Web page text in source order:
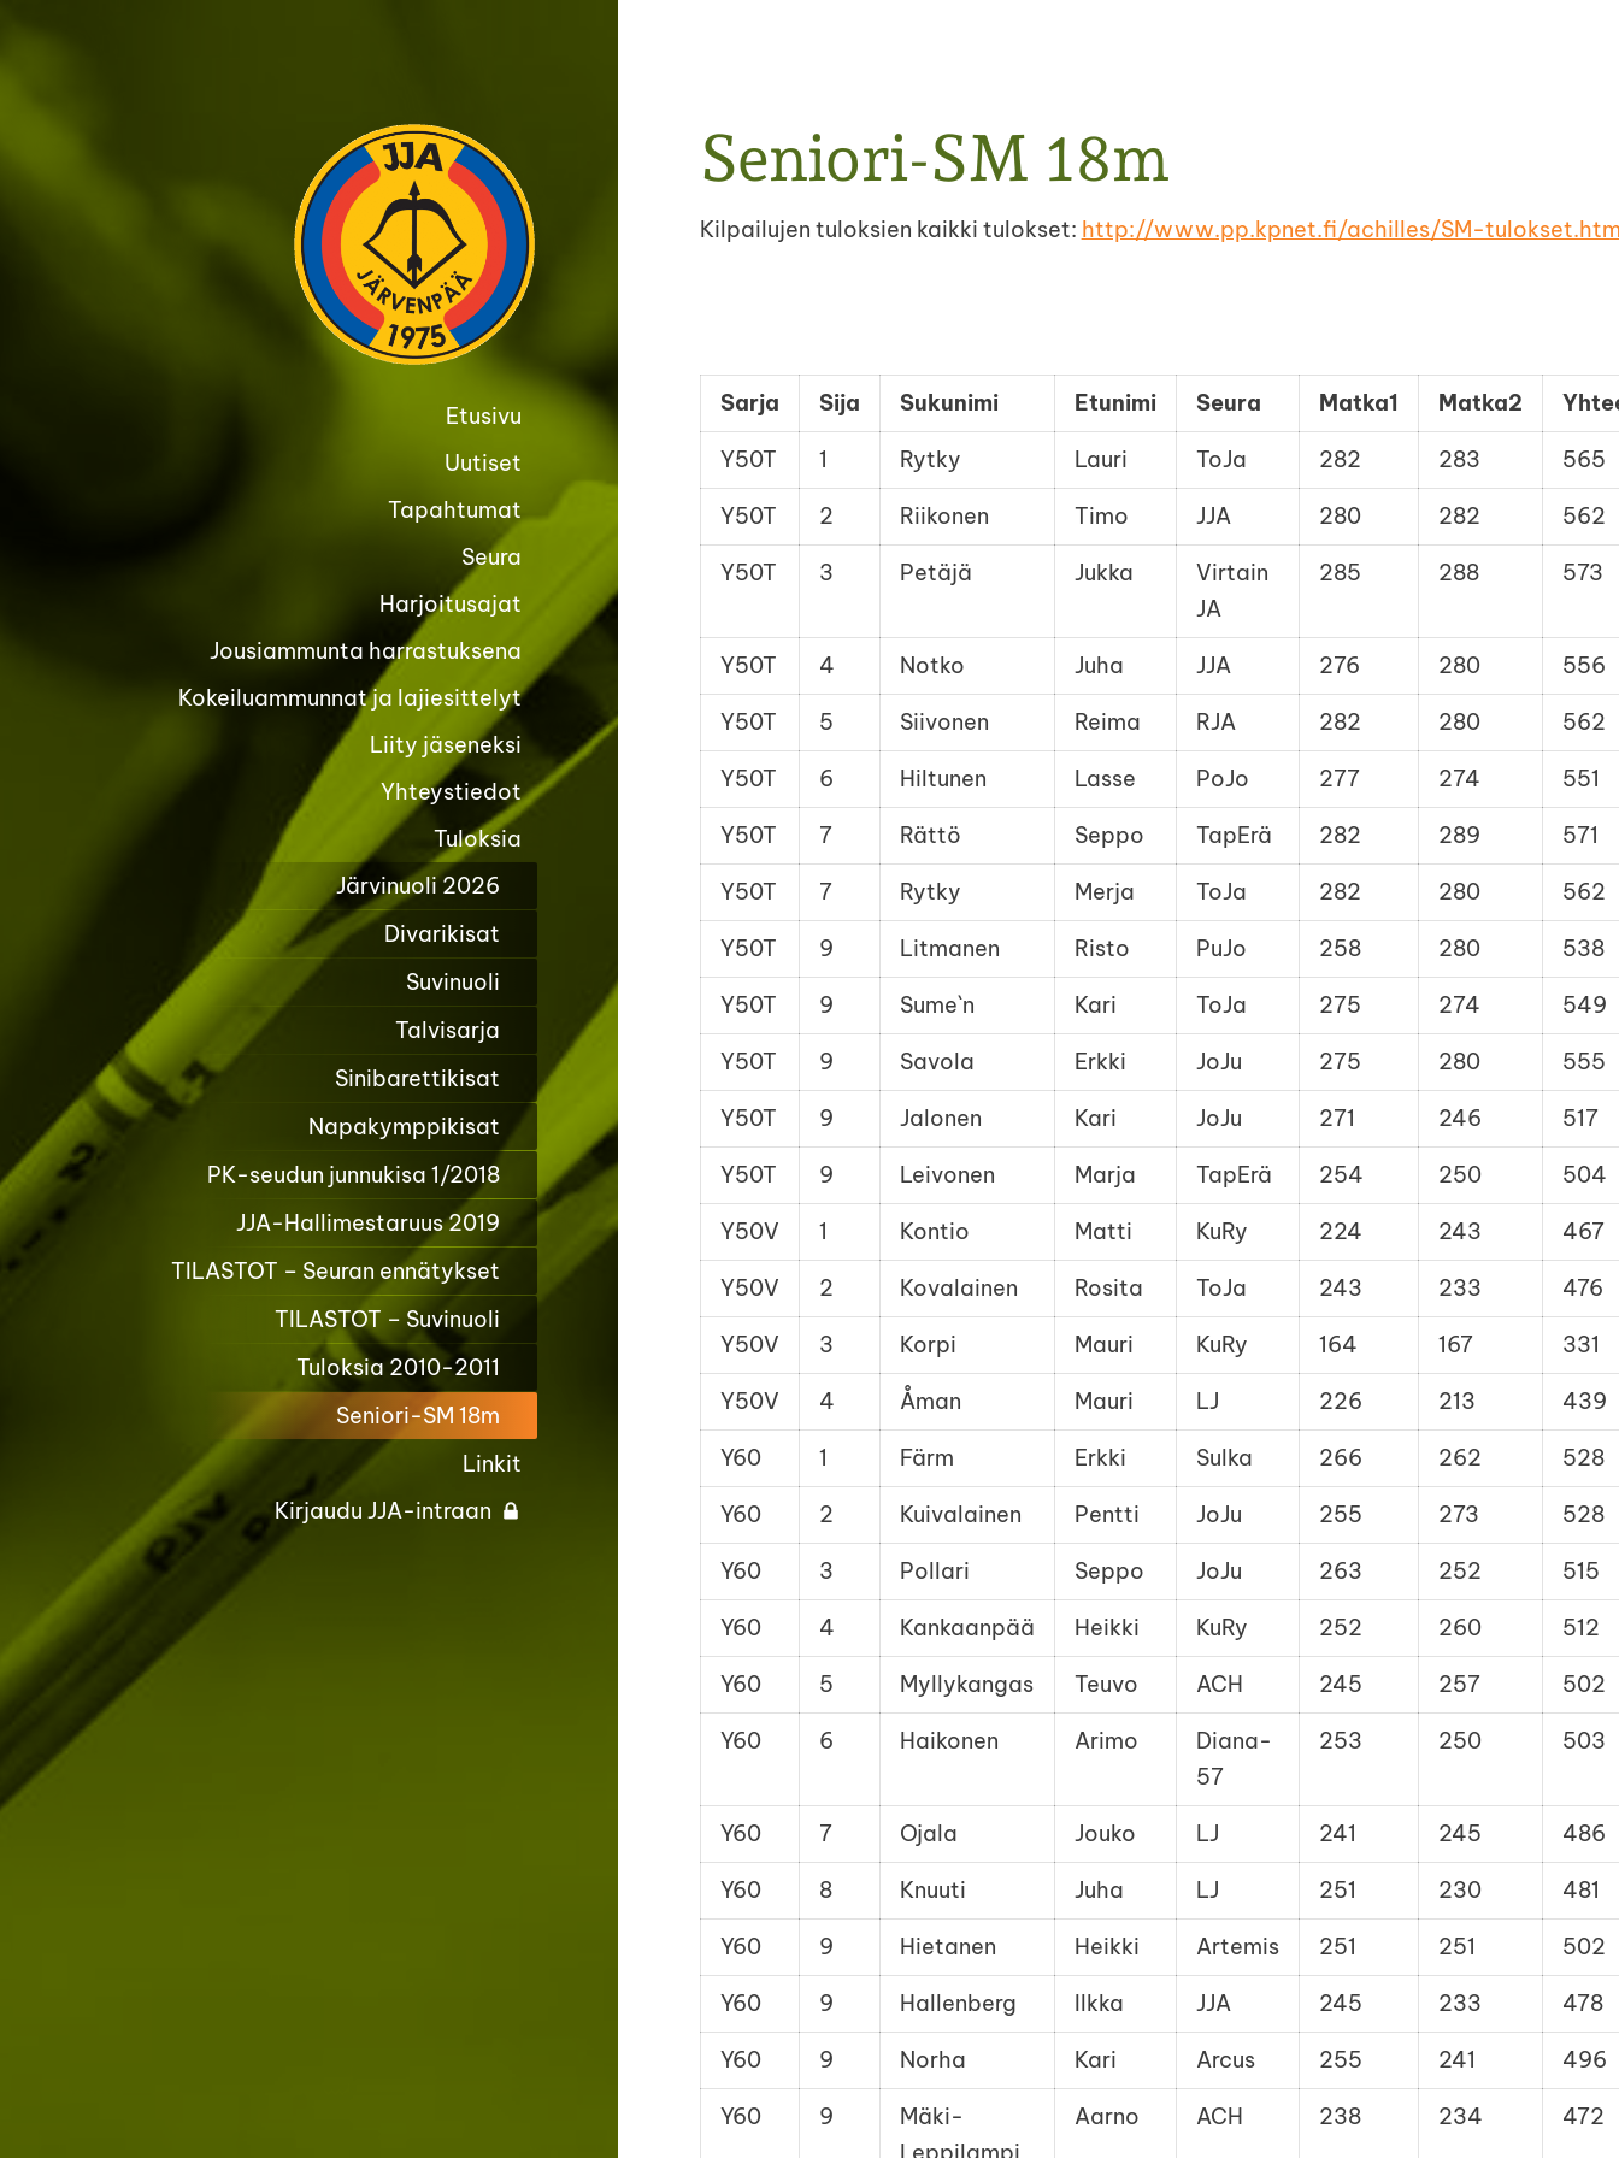
Järvenpään Jousiampujat ry
Etusivu
Uutiset
Tapahtumat
Seura
Harjoitusajat
Jousiammunta harrastuksena
Kokeiluammunnat ja lajiesittelyt
Liity jäseneksi
Yhteystiedot
Tuloksia
Järvinuoli 2026
Divarikisat
Suvinuoli
Talvisarja
Sinibarettikisat
Napakymppikisat
PK-seudun junnukisa 1/2018
JJA-Hallimestaruus 2019
TILASTOT – Seuran ennätykset
TILASTOT – Suvinuoli
Tuloksia 2010-2011
Seniori-SM 18m
Linkit
Kirjaudu JJA-intraan
Seniori-SM 18m
Kilpailujen tuloksien kaikki tulokset: http://www.pp.kpnet.fi/achilles/SM-
Sarja Sija Sukunimi Etunimi Seura Matka1 Matka2
Y50T 1 Rytky Lauri ToJa 282 283 565
Y50T 2 Riikonen Timo JJA 280 282 562
Y50T 3 Petäjä Jukka
Virtain
JA
285 288 573
Y50T 4 Notko Juha JJA 276 280 556
Y50T 5 Siivonen Reima RJA 282 280 562
Y50T 6 Hiltunen Lasse PoJo 277 274 551
Y50T 7 Rättö Seppo TapErä 282 289 571
Y50T 7 Rytky Merja ToJa 282 280 562
Y50T 9 Litmanen Risto PuJo 258 280 538
Y50T 9 Sume`n Kari ToJa 275 274 549
Y50T 9 Savola Erkki JoJu 275 280 555
Y50T 9 Jalonen Kari JoJu 271 246 517
Y50T 9 Leivonen Marja TapErä 254 250 504
Y50V 1 Kontio Matti KuRy 224 243 467
Y50V 2 Kovalainen Rosita ToJa 243 233 476
Y50V 3 Korpi Mauri KuRy 164 167 331
Y50V 4 Åman Mauri LJ 226 213 439
Y60 1 Färm Erkki Sulka 266 262 528
Y60 2 Kuivalainen Pentti JoJu 255 273 528
Y60 3 Pollari Seppo JoJu 263 252 515
Y60 4 Kankaanpää Heikki KuRy 252 260 512
Y60 5 Myllykangas Teuvo ACH 245 257 502
Y60 6 Haikonen Arimo
Diana-
57
253 250 503
Y60 7 Ojala Jouko LJ 241 245 486
Y60 8 Knuuti Juha LJ 251 230 481
Y60 9 Hietanen Heikki Artemis 251 251 502
Y60 9 Hallenberg Ilkka JJA 245 233 478
Y60 9 Norha Kari Arcus 255 241 496
Y60 9
Mäki-
Aarno ACH 238 234 472